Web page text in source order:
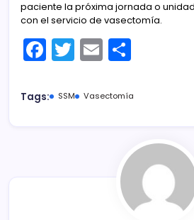
paciente la próxima jornada o
con el servicio de vasectomía.
F
a
c
T
w
itt
E
m
ai m
ar
tir
Tags: SSM Vasectomía